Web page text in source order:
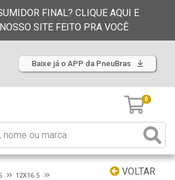
FINAL? CLIQUE AQUI E
SITE FEITO PRA VOCÊ
Baixe já o APP da PneuBras
0
VOLTAR
12X16.5